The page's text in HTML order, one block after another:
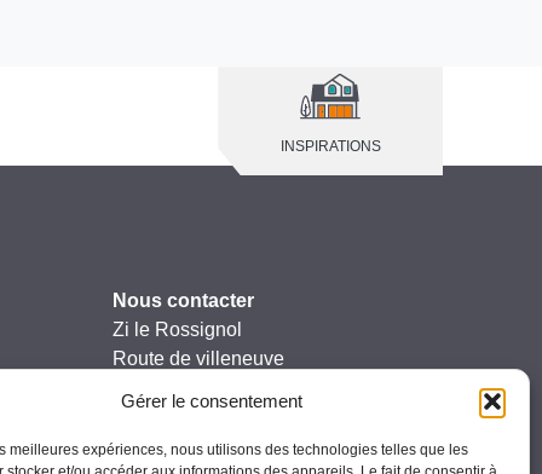
Gérer le consentement
meilleures expériences, nous utilisons des technologies telles que les
INSPIRATIONS
Nous contacter
Zi le Rossignol
Route de villeneuve
F: 05 53 01 24 82